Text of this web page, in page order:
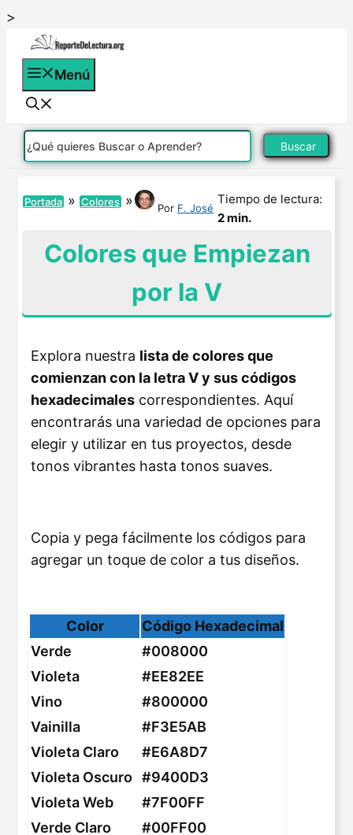
>
contenido
Menú
Buscar
Portada » Colores » Por F. José
Tiempo de lectura:
2 min.
Colores que Empiezan
por la V
Explora nuestra lista de colores que
comienzan con la letra V y sus códigos
hexadecimales correspondientes. Aquí
encontrarás una variedad de opciones para
elegir y utilizar en tus proyectos, desde
tonos vibrantes hasta tonos suaves.
Copia y pega fácilmente los códigos para
agregar un toque de color a tus diseños.
Color
Código Hexadecimal
Verde
#008000
Violeta
#EE82EE
Vino
#800000
Vainilla
#F3E5AB
Violeta Claro
#E6A8D7
Violeta Oscuro #9400D3
Violeta Web
#7F00FF
Verde Claro
#00FF00